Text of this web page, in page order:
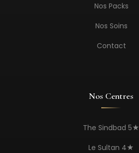
Nos Packs
Nos Soins
Contact
Nos Centres
The Sindbad 5★
Le Sultan 4★